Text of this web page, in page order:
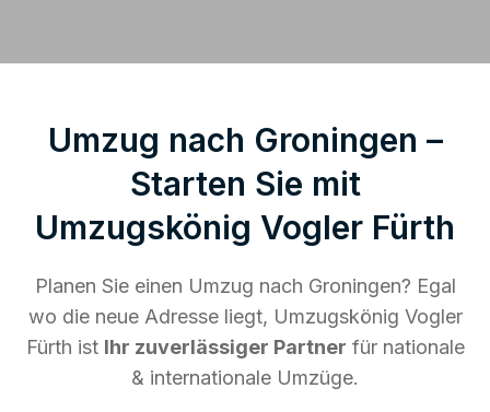
Umzug nach Groningen –
Starten Sie mit
Umzugskönig Vogler Fürth
Planen Sie einen Umzug nach Groningen? Egal
wo die neue Adresse liegt, Umzugskönig Vogler
Fürth ist Ihr zuverlässiger Partner für nationale
& internationale Umzüge.